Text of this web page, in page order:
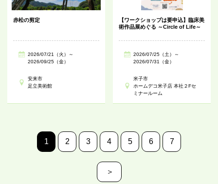
赤松の剪定
2026/07/21（火）～
2026/09/25（金）
安来市
足立美術館
【ワークショップは要申込】臨床美
術作品展めぐる ～Circle of Life～
2026/07/25（土）～
2026/07/31（金）
米子市
ホームデコ米子店 本社２Fセ
ミナールーム
1 2 3 4 5 6 7
＞